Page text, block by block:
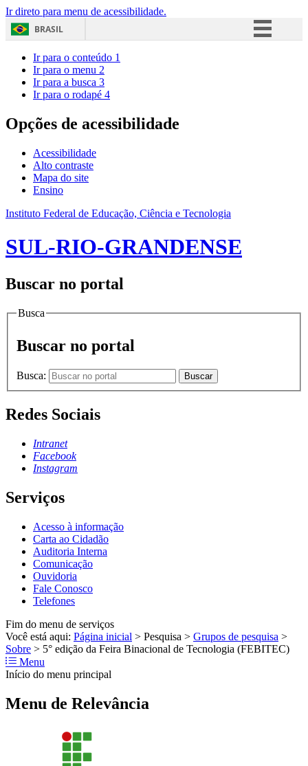
Ir direto para menu de acessibilidade.
BRASIL
Acesso à informação
Ir para o conteúdo 1
Ir para o menu 2
Ir para a busca 3
Ir para o rodapé 4
Opções de acessibilidade
Acessibilidade
Alto contraste
Mapa do site
Ensino
Instituto Federal de Educação, Ciência e Tecnologia
SUL-RIO-GRANDENSE
Buscar no portal
Busca
Buscar no portal
Busca: Buscar
Redes Sociais
Intranet
Facebook
Instagram
Serviços
Acesso à informação
Carta ao Cidadão
Auditoria Interna
Comunicação
Ouvidoria
Fale Conosco
Telefones
Fim do menu de serviços
Você está aqui: Página inicial > Pesquisa > Grupos de pesquisa >
Sobre > 5° edição da Feira Binacional de Tecnologia (FEBITEC)
Menu
Início do menu principal
Menu de Relevância